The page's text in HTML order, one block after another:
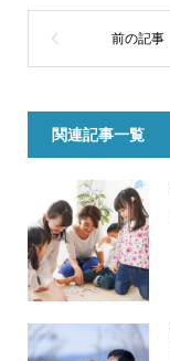
関連記事一覧